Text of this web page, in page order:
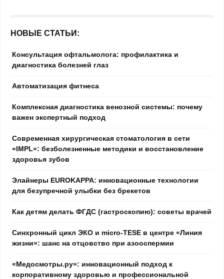
НОВЫЕ СТАТЬИ:
Консультация офтальмолога: профилактика и
диагностика болезней глаз
Автоматизация фитнеса
Комплексная диагностика венозной системы: почему
важен экспертный подход
Современная хирургическая стоматология в сети
«IMPL»: безболезненные методики и восстановление
здоровья зубов
Элайнеры EUROKAPPA: инновационные технологии
для безупречной улыбки без брекетов
Как детям делать ФГДС (гастроскопию): советы врачей
Синхронный цикл ЭКО и micro-TESE в центре «Линия
жизни»: шанс на отцовство при азооспермии
«Медосмотры.ру»: инновационный подход к
корпоративному здоровью и профессиональной